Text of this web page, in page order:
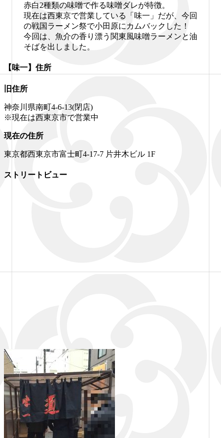
赤白2種類の味噌で作る味噌ダレが特徴。
現在は西東京で営業している「味一」だが、今回
の戦国ラーメン祭で小田原にカムバックした！
今回は、魚介の香り漂う関東風味噌ラーメンと油
そばを出しました。
【味一】住所
旧住所
神奈川県南町4-6-13(閉店)
※現在は西東京市で営業中
現在の住所
東京都西東京市富士町4-17-7 片井木ビル 1F
ストリートビュー